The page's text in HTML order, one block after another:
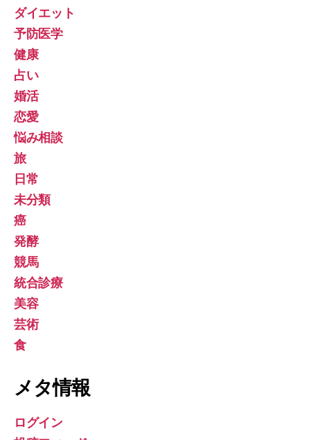
ダイエット
予防医学
健康
占い
婚活
恋愛
悩み相談
旅
日常
未分類
癌
発酵
競馬
統合診療
美容
芸術
食
メタ情報
ログイン